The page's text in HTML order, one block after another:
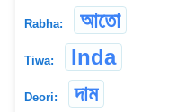
Rabha: আতো
Tiwa: Inda
Deori: দাম